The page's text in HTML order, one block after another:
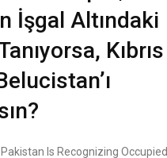
İşgal Altındaki
Tanıyorsa, Kıbrıs
Is Recognizing Occupied